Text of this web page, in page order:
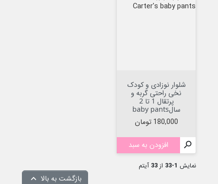
شلوار نوزادی و کودک
نخی راحتی گربه و
پرتقال 1 تا 2
سالbaby pants
قیمت
180,000 تومان
 افزودن به سبد
نمایش 1-33 از33 آیتم
بازگشت به بالا 